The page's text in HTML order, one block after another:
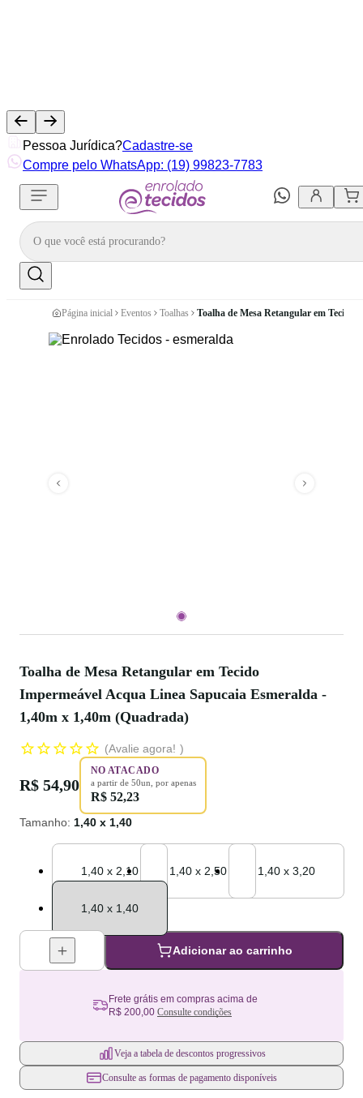
Pessoa Jurídica?Cadastre-se
Compre pelo WhatsApp: (19) 99823-7783
Página inicial Eventos Toalhas Toalha de Mesa Retangular em Tecido
Toalha de Mesa Retangular em Tecido
Impermeável Acqua Linea Sapucaia Esmeralda -
1,40m x 1,40m (Quadrada)
Avalie agora!
R$ 54,90
NO ATACADO
a partir de 50un , por apenas
R$ 52,23
Tamanho: 1,40 x 1,40
Tamanho: 1,40 x 2,10
1,40 x 2,10 Tamanho: 1,40 x 2,50
1,40 x 2,50 Tamanho: 1,40 x 3,20
1,40 x 3,20
Tamanho: 1,40 x 1,40
1,40 x 1,40
Adicionar ao carrinho
Frete grátis em compras acima de
R$ 200,00 Consulte condições
Veja a tabela de descontos progressivos
Consulte as formas de pagamento disponíveis